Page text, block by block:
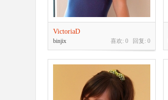
VictoriaD
喜欢: 0 回复: 0
binjix